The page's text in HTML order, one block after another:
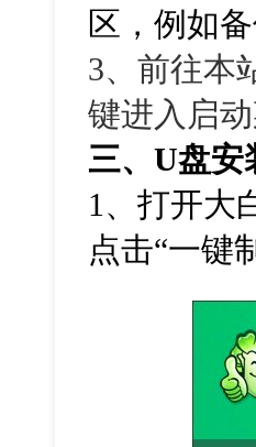
区，例如
3、前往本
键进入启动
三、U盘安
1 、打开大
点击“一键